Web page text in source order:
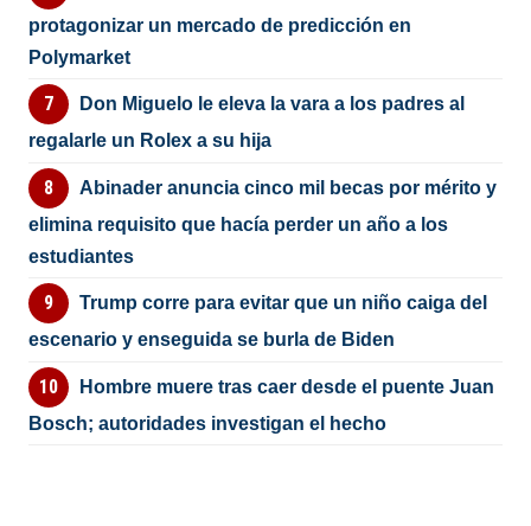
protagonizar un mercado de predicción en
Polymarket
Don Miguelo le eleva la vara a los padres al
regalarle un Rolex a su hija
Abinader anuncia cinco mil becas por mérito y
elimina requisito que hacía perder un año a los
estudiantes
Trump corre para evitar que un niño caiga del
escenario y enseguida se burla de Biden
Hombre muere tras caer desde el puente Juan
Bosch; autoridades investigan el hecho